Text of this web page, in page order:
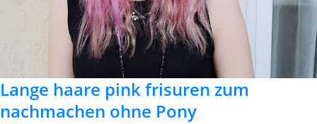
Lange haare pink frisuren zum
nachmachen ohne Pony